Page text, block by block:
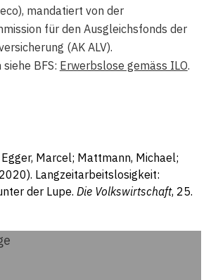
mandatiert von der
für den Ausgleichsfonds der
(AK ALV).
BFS: Erwerbslose gemäss ILO.
Marcel; Mattmann, Michael;
Langzeitarbeitslosigkeit:
der Lupe. Die Volkswirtschaft, 25.